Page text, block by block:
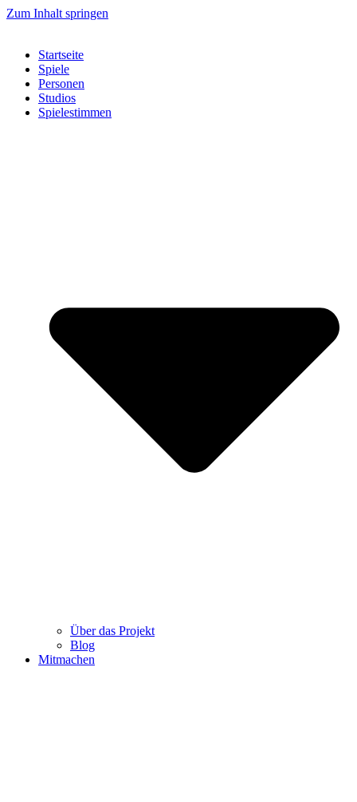
Zum Inhalt springen
Startseite
Spiele
Personen
Studios
Spielestimmen
Über das Projekt
Blog
Mitmachen